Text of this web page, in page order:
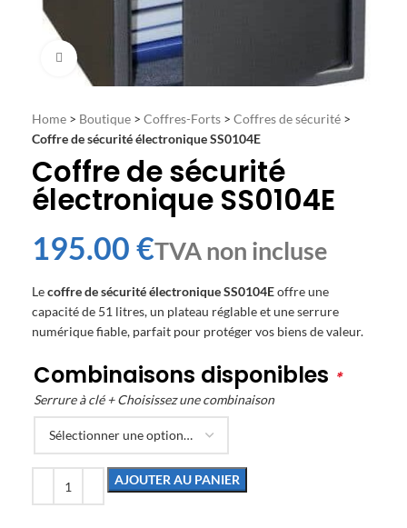
Click to enlarge
Home > Boutique > Coffres-Forts > Coffres de sécurité >
Coffre de sécurité électronique SS0104E
Coffre de sécurité
électronique SS0104E
€
Lecoffre de sécurité électronique SS0104Eoffre une
capacité de 51 litres, un plateau réglable et une serrure
numérique fiable, parfait pour protéger vos biens de valeur.
Combinaisons disponibles *
Serrure à clé + Choisissez une combinaison
AJOUTER AU PANIER